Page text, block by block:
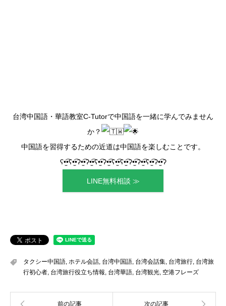
台湾中国語・華語教室C-Tutorで中国語を一緒に学んでみません
か？
中国語を習得するための近道は中国語を楽しむことです。
ʕ•̫͡•ʕ•̫͡•ʔ•̫͡•ʔ•̫͡•ʕ•̫͡•ʔ•̫͡•ʕ•̫͡•ʕ•̫͡•ʔ•̫͡•ʔ•̫͡•ʕ•̫͡•ʔ•̫͡•ʔ
LINE無料相談 ≫
タクシー中国語, ホテル会話, 台湾中国語, 台湾会話集, 台湾旅行, 台湾旅
行初心者, 台湾旅行役立ち情報, 台湾華語, 台湾観光, 空港フレーズ